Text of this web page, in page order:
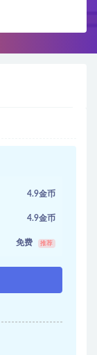
4.9金币
4.9金币
免费 推荐